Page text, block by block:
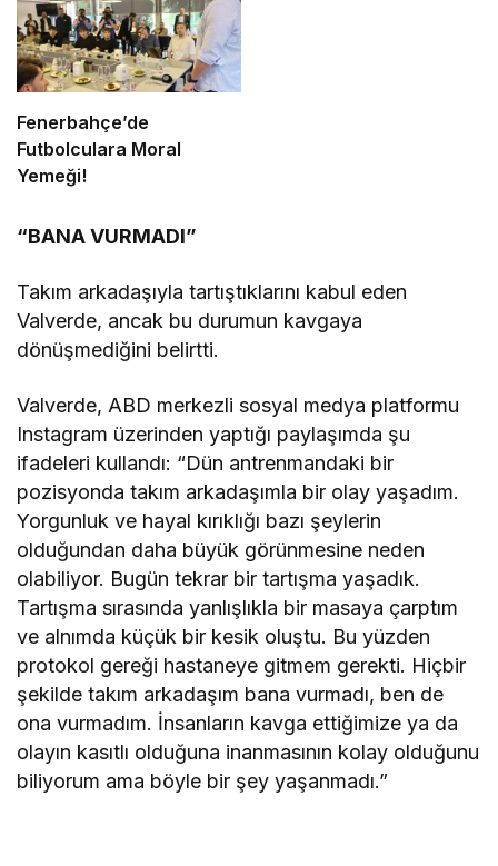
Fenerbahçe’de
Futbolculara Moral
Yemeği!
“BANA VURMADI”
Takım arkadaşıyla tartıştıklarını kabul eden
Valverde, ancak bu durumun kavgaya
dönüşmediğini belirtti.
Valverde, ABD merkezli sosyal medya platformu
Instagram üzerinden yaptığı paylaşımda şu
ifadeleri kullandı: “Dün antrenmandaki bir
pozisyonda takım arkadaşımla bir olay yaşadım.
Yorgunluk ve hayal kırıklığı bazı şeylerin
olduğundan daha büyük görünmesine neden
olabiliyor. Bugün tekrar bir tartışma yaşadık.
Tartışma sırasında yanlışlıkla bir masaya çarptım
ve alnımda küçük bir kesik oluştu. Bu yüzden
protokol gereği hastaneye gitmem gerekti. Hiçbir
şekilde takım arkadaşım bana vurmadı, ben de
ona vurmadım. İnsanların kavga ettiğimize ya da
olayın kasıtlı olduğuna inanmasının kolay olduğunu
biliyorum ama böyle bir şey yaşanmadı.”